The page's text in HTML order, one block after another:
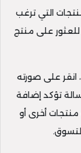
التي ترغب
على منتج
انقر على صورته
تؤكد إضافة
أخرى أو